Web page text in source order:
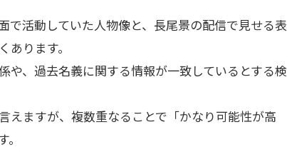
で活動していた人物像と、長尾景の配信で見せる表
ります。
や、過去名義に関する情報が一致しているとする検
えますが、複数重なることで「かなり可能性が高